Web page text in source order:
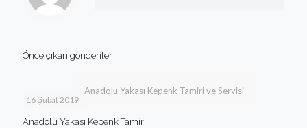
Önce çıkan gönderiler
Anadolu Yakası Kepenk Tamiri ve Servisi
16 Şubat 2019
Anadolu Yakası Kepenk Tamiri